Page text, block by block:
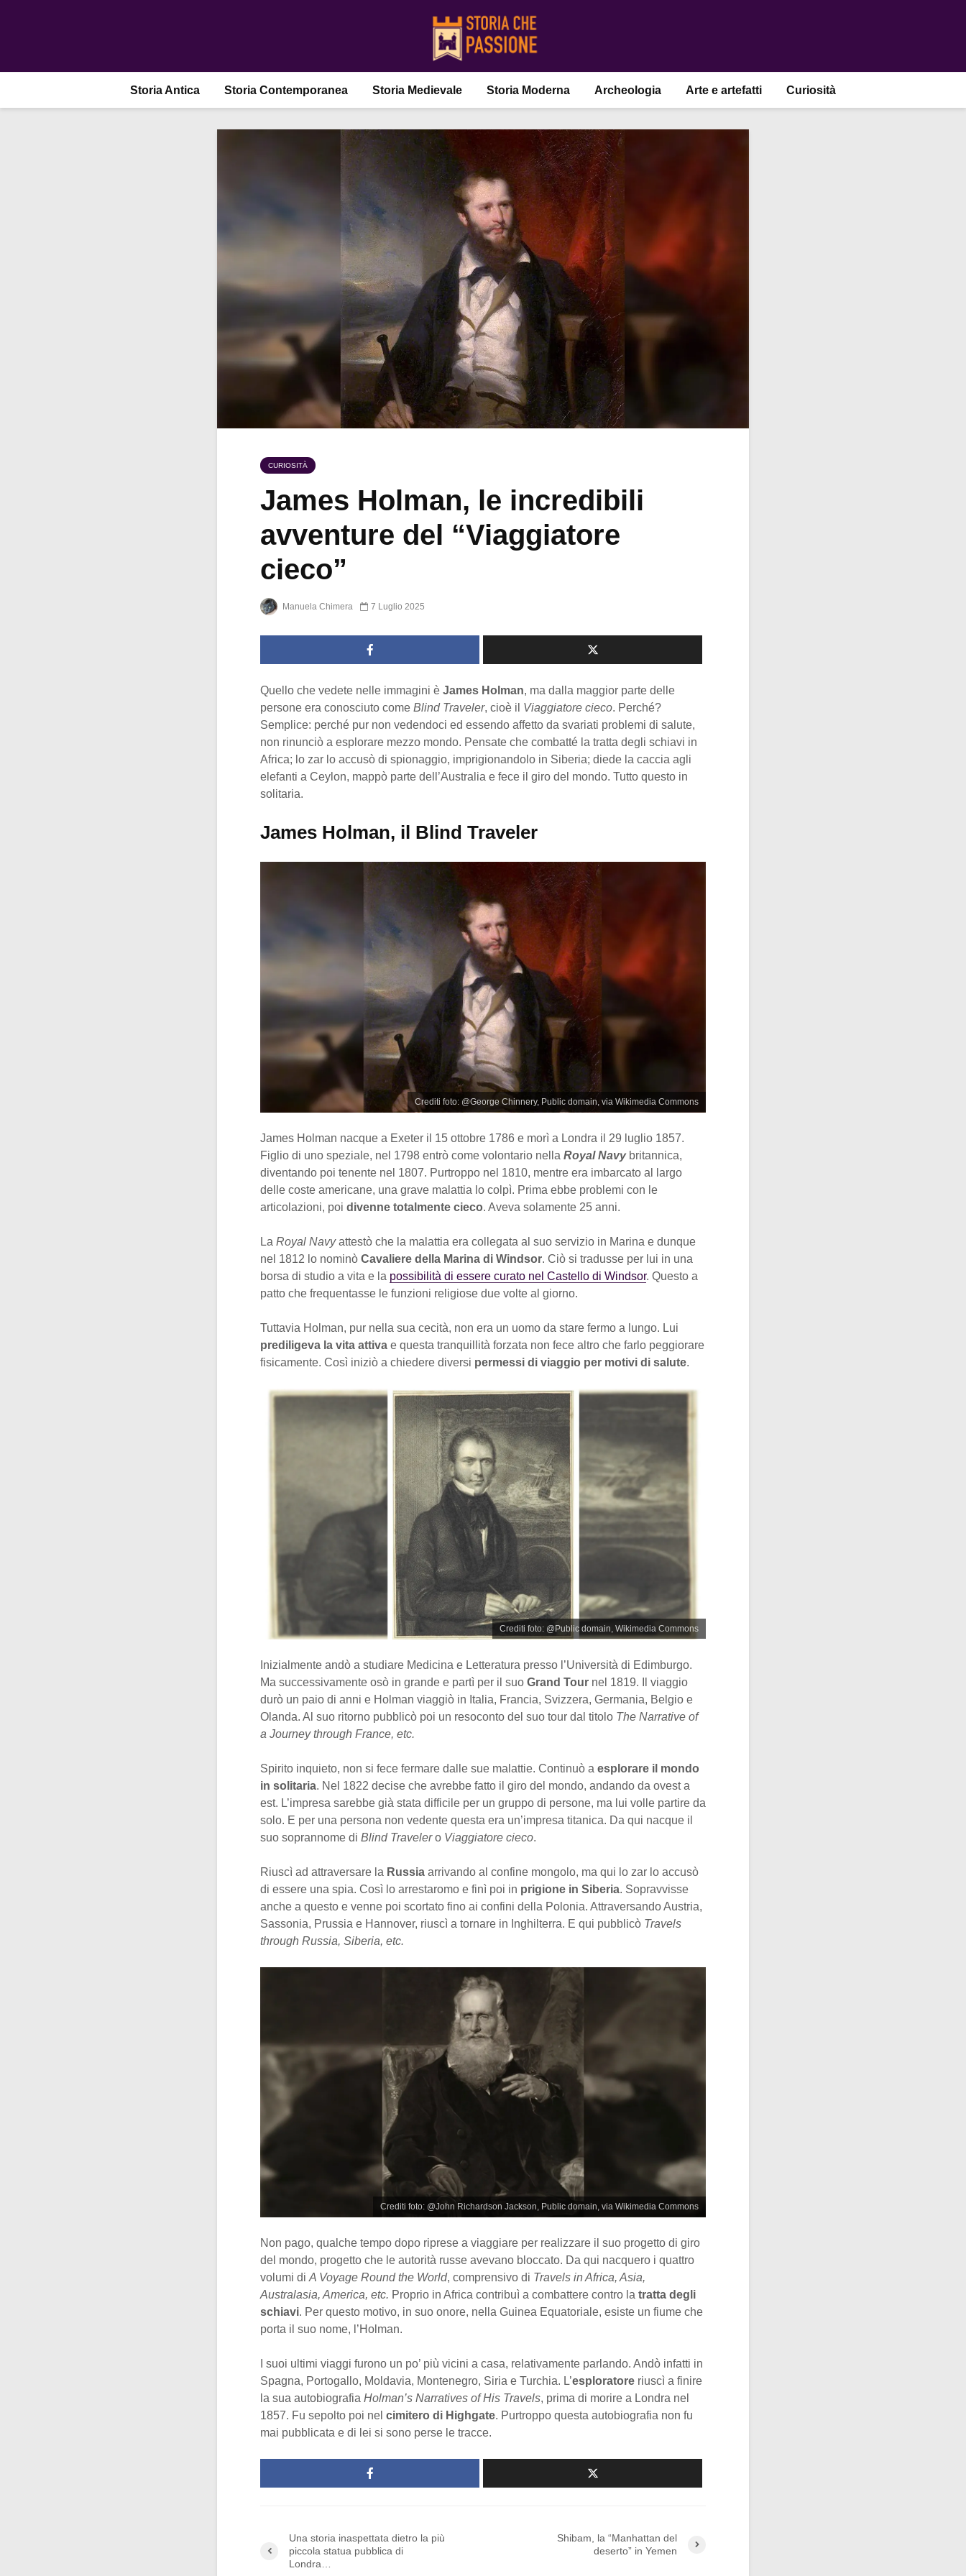
Storia Antica Storia Contemporanea Storia Medievale Storia Moderna Archeologia Arte e artefatti Curiosità
CURIOSITÀ
James Holman, le incredibili
avventure del “Viaggiatore
cieco”
Manuela Chimera 7 Luglio 2025
Quello che vedete nelle immagini è James Holman, ma dalla maggior parte delle
persone era conosciuto come Blind Traveler, cioè il Viaggiatore cieco. Perché?
Semplice: perché pur non vedendoci ed essendo affetto da svariati problemi di salute,
non rinunciò a esplorare mezzo mondo. Pensate che combatté la tratta degli schiavi in
Africa; lo zar lo accusò di spionaggio, imprigionandolo in Siberia; diede la caccia agli
elefanti a Ceylon, mappò parte dell’Australia e fece il giro del mondo. Tutto questo in
solitaria.
James Holman, il Blind Traveler
Crediti foto: @George Chinnery, Public domain, via Wikimedia Commons
James Holman nacque a Exeter il 15 ottobre 1786 e morì a Londra il 29 luglio 1857.
Figlio di uno speziale, nel 1798 entrò come volontario nella Royal Navybritannica,
diventando poi tenente nel 1807. Purtroppo nel 1810, mentre era imbarcato al largo
delle coste americane, una grave malattia lo colpì. Prima ebbe problemi con le
articolazioni, poi divenne totalmente cieco. Aveva solamente 25 anni.
La Royal Navyattestò che la malattia era collegata al suo servizio in Marina e dunque
nel 1812 lo nominò Cavaliere della Marina di Windsor. Ciò si tradusse per lui in una
borsa di studio a vita e la possibilità di essere curato nel Castello di Windsor. Questo a
patto che frequentasse le funzioni religiose due volte al giorno.
Tuttavia Holman, pur nella sua cecità, non era un uomo da stare fermo a lungo. Lui
prediligeva la vita attiva e questa tranquillità forzata non fece altro che farlo peggiorare
fisicamente. Così iniziò a chiedere diversi permessi di viaggio per motivi di salute.
Crediti foto: @Public domain, Wikimedia Commons
Inizialmente andò a studiare Medicina e Letteratura presso l’Università di Edimburgo.
Ma successivamente osò in grande e partì per il suo Grand Tour nel 1819. Il viaggio
durò un paio di anni e Holman viaggiò in Italia, Francia, Svizzera, Germania, Belgio e
Olanda. Al suo ritorno pubblicò poi un resoconto del suo tour dal titolo The Narrative of
a Journey through France, etc.
Spirito inquieto, non si fece fermare dalle sue malattie. Continuò a esplorare il mondo
in solitaria. Nel 1822 decise che avrebbe fatto il giro del mondo, andando da ovest a
est. L’impresa sarebbe già stata difficile per un gruppo di persone, ma lui volle partire da
solo. E per una persona non vedente questa era un’impresa titanica. Da qui nacque il
suo soprannome di Blind Travelero Viaggiatore cieco.
Riuscì ad attraversare la Russia arrivando al confine mongolo, ma qui lo zar lo accusò
di essere una spia. Così lo arrestaromo e finì poi in prigione in Siberia. Sopravvisse
anche a questo e venne poi scortato fino ai confini della Polonia. Attraversando Austria,
Sassonia, Prussia e Hannover, riuscì a tornare in Inghilterra. E qui pubblicò Travels
through Russia, Siberia, etc.
Crediti foto: @John Richardson Jackson, Public domain, via Wikimedia Commons
Non pago, qualche tempo dopo riprese a viaggiare per realizzare il suo progetto di giro
del mondo, progetto che le autorità russe avevano bloccato. Da qui nacquero i quattro
volumi di A Voyage Round the World, comprensivo di Travels in Africa, Asia,
Australasia, America, etc. Proprio in Africa contribuì a combattere contro la tratta degli
schiavi. Per questo motivo, in suo onore, nella Guinea Equatoriale, esiste un fiume che
porta il suo nome, l’Holman.
I suoi ultimi viaggi furono un po’ più vicini a casa, relativamente parlando. Andò infatti in
Spagna, Portogallo, Moldavia, Montenegro, Siria e Turchia. L’esploratore riuscì a finire
la sua autobiografia Holman’s Narratives of His Travels, prima di morire a Londra nel
1857. Fu sepolto poi nel cimitero di Highgate. Purtroppo questa autobiografia non fu
mai pubblicata e di lei si sono perse le tracce.
Una storia inaspettata dietro la più
piccola statua pubblica di
Londra…
Shibam, la “Manhattan del
deserto” in Yemen